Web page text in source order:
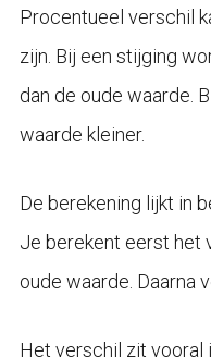
Procentueel verschil
zijn. Bij een stijging
dan de oude waarde.
waarde kleiner.
De berekening lijkt in
Je berekent eerst het
oude waarde. Daarna
Het verschil zit vooral